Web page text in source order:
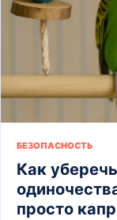
БЕЗОПАСНОСТЬ
Как
просто